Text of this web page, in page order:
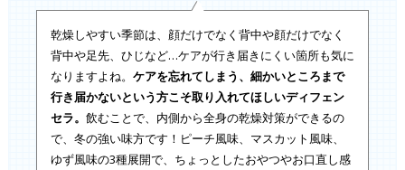
乾燥しやすい季節は、顔だけでなく背中や顔だけでなく
背中や足先、ひじなど…ケアが行き届きにくい箇所も気に
なりますよね。 ケアを忘れてしまう、細かいところまで
行き届かないという方こそ取り入れてほしいディフェン
セラ。 飲むことで、内側から全身の乾燥対策ができるの
で、冬の強い味方です！ピーチ風味、マスカット風味、
ゆず風味の3種展開で、ちょっとしたおやつやお口直し感